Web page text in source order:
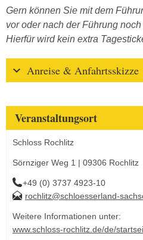
Gern können Sie mit dem
vor oder nach der Führung
Hierfür wird kein extra
Anreise & Anfahrtsskizze
Veranstaltungsort
Schloss Rochlitz
Sörnziger Weg 1 | 09306 Rochlitz
+49 (0) 3737 4923-10
rochlitz@schloesserland-
Weitere Informationen unter:
www.schloss-rochlitz.de/de/